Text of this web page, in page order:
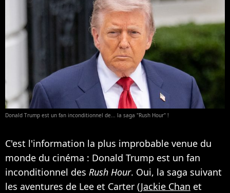
Donald Trump est un fan inconditionnel de... la saga "Rush Hour" !
C'est l'information la plus improbable venue du
monde du cinéma : Donald Trump est un fan
inconditionnel des Rush Hour. Oui, la saga suivant
les aventures de Lee et Carter (Jackie Chan et